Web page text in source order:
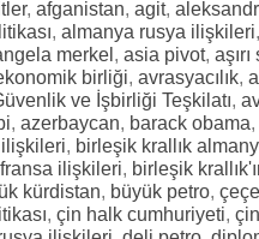
, afganistan, agit,
, almanya rusya ilişkileri
merkel, asia pivot,
birliği, avrasyacılık,
ve İşbirliği Teşkilatı,
, azerbaycan, barack obama,
, birleşik krallık
ilişkileri, birleşik
kürdistan, büyük petro,
, çin halk cumhuriyeti,